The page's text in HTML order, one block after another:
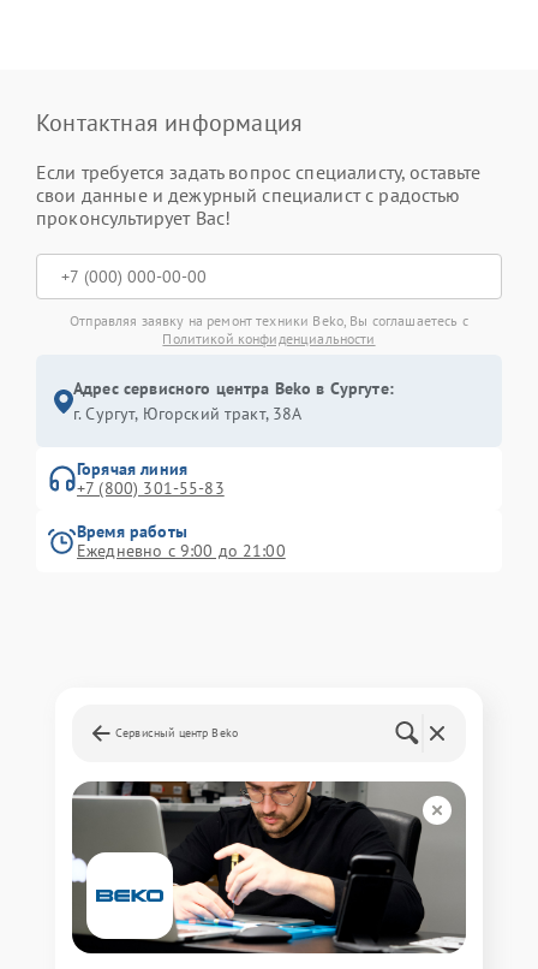
Контактная информация
Если требуется задать вопрос специалисту, оставьте
свои данные и дежурный специалист с радостью
проконсультирует Вас!
Отправляя заявку на ремонт техники Beko, Вы соглашаетесь с
Политикой конфиденциальности
Адрес сервисного центра Beko в Сургуте:
г. Сургут, Югорский тракт, 38А
Горячая линия
+7 (800) 301-55-83
Время работы
Ежедневно с 9:00 до 21:00
Сервисный центр Beko